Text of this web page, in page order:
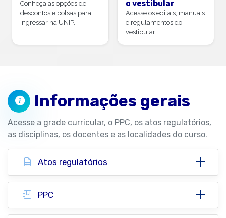
Conheça as opções de
descontos e bolsas para
ingressar na UNIP.
o vestibular
Acesse os editais, manuais
e regulamentos do
vestibular.
Informações gerais
Acesse a grade curricular, o PPC, os atos regulatórios,
as disciplinas, os docentes e as localidades do curso.
Atos regulatórios
PPC